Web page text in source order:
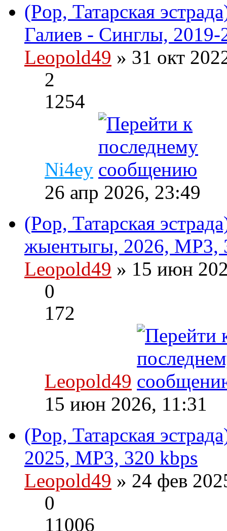
(Pop, Татарская
Галиев - Синглы,
Leopold49 » 31 окт
2
1254
Ni4ey
26 апр 2026, 23:49
(Pop, Татарская
жыентыгы, 2026, MP3,
Leopold49 » 15 июн
0
172
Leopold49
15 июн 2026, 11:31
(Pop, Татарская
2025, MP3, 320 kbps
Leopold49 » 24 фев
0
11006